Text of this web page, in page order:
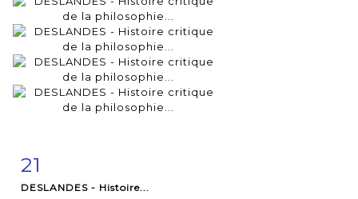
Item detail
21
DESLANDES - Histoire...